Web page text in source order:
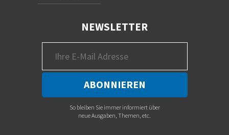
NEWSLETTER
So bleiben Sie immer informiert über
neue Ausgaben, Themen, etc.